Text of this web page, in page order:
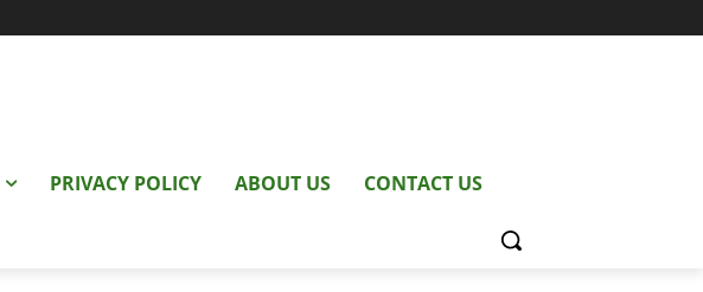
PRIVACY POLICY ABOUT US CONTACT US